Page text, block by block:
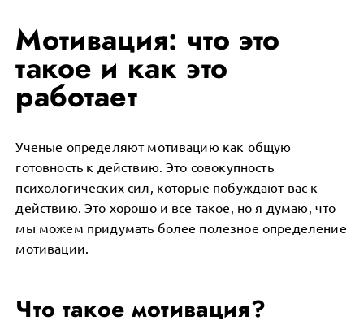
Мотивация: что это
такое и как это
работает
Ученые определяют мотивацию как общую
готовность к действию. Это совокупность
психологических сил, которые побуждают вас к
действию. Это хорошо и все такое, но я думаю, что
мы можем придумать более полезное определение
мотивации.
Что такое мотивация?